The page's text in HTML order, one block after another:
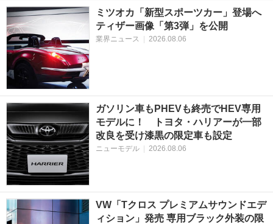
ミツオカ「新型スポーツカー」登場へ
ティザー画像「第3弾」を公開
業界ニュース 2026.08.06
ガソリン車もPHEVも終売でHEV専用
モデルに！ トヨタ・ハリアーが一部
改良を受け漆黒の限定車も設定
ニューモデル 2026.08.06
VW「Tクロス プレミアムサウンドエデ
ィション」発売 専用ブラック外装の限